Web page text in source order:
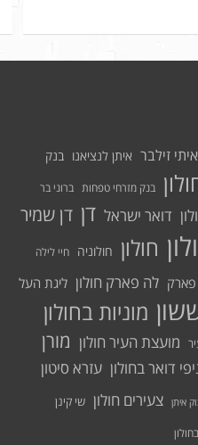
איתי זילבר איתן לנציאנו בנק
בנק מזרחי טפחות ברוני בר
דואר ישראל דן דן שמיר
חולון חולוניה חיי לילה
לה פארק חולון ליגת העל
מוניות בחולון
מועצת העיר חולון מורן
דואר בחולון עזרא סיטון
איתן צעירים חולון שי קינן